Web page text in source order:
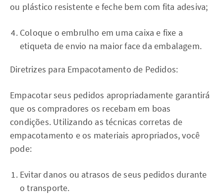
ou plástico resistente e feche bem com fita adesiva;
Coloque o embrulho em uma caixa e fixe a
etiqueta de envio na maior face da embalagem.
Diretrizes para Empacotamento de Pedidos:
Empacotar seus pedidos apropriadamente garantirá
que os compradores os recebam em boas
condições. Utilizando as técnicas corretas de
empacotamento e os materiais apropriados, você
pode:
Evitar danos ou atrasos de seus pedidos durante
o transporte.